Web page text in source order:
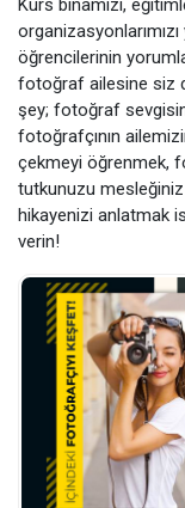
öğrencilerinin
fotoğraf ailesine siz
şey; fotoğraf
fotoğrafçının
çekmeyi öğrenmek,
tutkunuzu
hikayenizi anlatmak
verin!